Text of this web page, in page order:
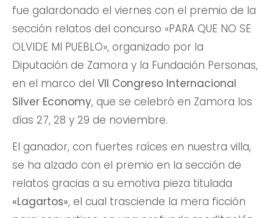
fue galardonado el viernes con el premio de la
sección relatos del concurso «PARA QUE NO SE
OLVIDE MI PUEBLO», organizado por la
Diputación de Zamora y la Fundación Personas,
en el marco del VII Congreso Internacional
Silver Economy, que se celebró en Zamora los
días 27, 28 y 29 de noviembre.
El ganador, con fuertes raíces en nuestra villa,
se ha alzado con el premio en la sección de
relatos gracias a su emotiva pieza titulada
«Lagartos», el cual trasciende la mera ficción